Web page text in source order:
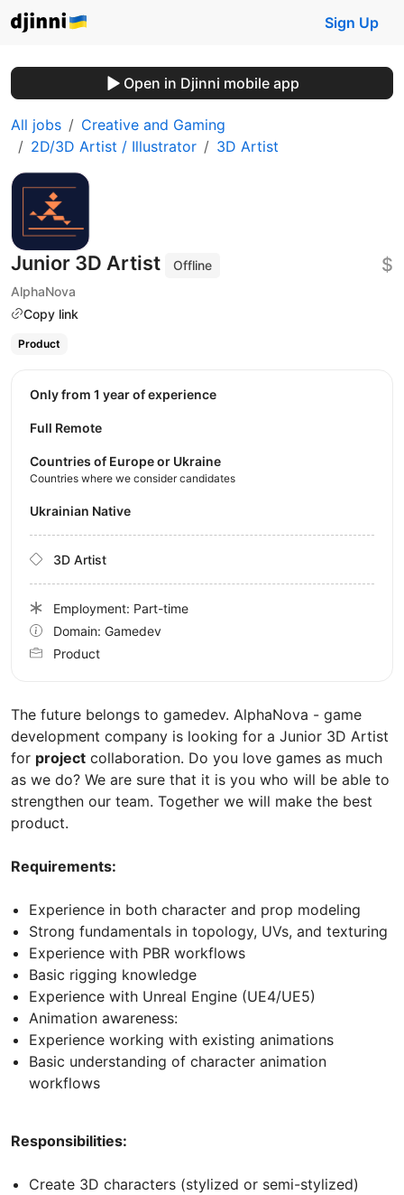
Sign Up
Open in Djinni mobile app
All jobs
Creative and Gaming
2D/3D Artist / Illustrator
3D Artist
Junior 3D Artist
Offline
AlphaNova
Copy link
$
Product
The future belongs to gamedev. AlphaNova - game
development company is looking for a Junior 3D Artist
for project collaboration. Do you love games as much
as we do? We are sure that it is you who will be able to
strengthen our team. Together we will make the best
product.
Requirements:
Experience in both character and prop modeling
Strong fundamentals in topology, UVs, and texturing
Experience with PBR workflows
Basic rigging knowledge
Experience with Unreal Engine (UE4/UE5)
Animation awareness:
Experience working with existing animations
Basic understanding of character animation
workflows
Responsibilities:
Create 3D characters (stylized or semi-stylized)
Only from 1 year of experience
Full Remote
Countries of Europe or Ukraine
Countries where we consider candidates
Ukrainian Native
3D Artist
Employment: Part-time
Domain: Gamedev
Product